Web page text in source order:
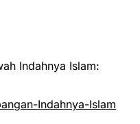
Indahnya Islam:
Indahnya-Islam